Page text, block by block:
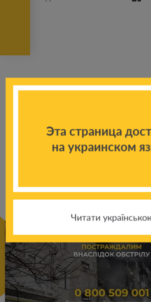
К другим
новостям
Эта страница
на украинском
Читати